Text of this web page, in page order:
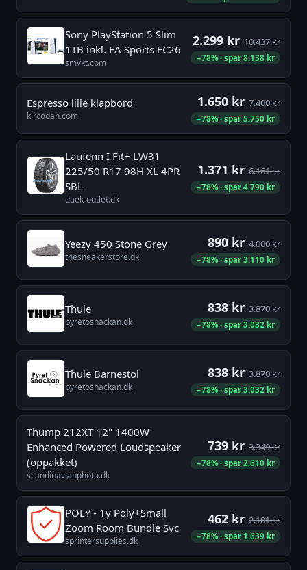
Sony PlayStation 5 Slim
1TB inkl. EA Sports FC26
smvkt.com
2.299 kr 10.437 kr
−78% · spar 8.138 kr
Espresso lille klapbord
kircodan.com
1.650 kr 7.400 kr
−78% · spar 5.750 kr
Laufenn I Fit+ LW31
225/50 R17 98H XL 4PR
SBL
daek-outlet.dk
1.371 kr 6.161 kr
−78% · spar 4.790 kr
Yeezy 450 Stone Grey
thesneakerstore.dk
890 kr 4.000 kr
−78% · spar 3.110 kr
Thule
pyretosnackan.dk
838 kr 3.870 kr
−78% · spar 3.032 kr
Thule Barnestol
pyretosnackan.dk
838 kr 3.870 kr
−78% · spar 3.032 kr
Thump 212XT 12" 1400W
Enhanced Powered Loudspeaker
(oppakket)
scandinavianphoto.dk
739 kr 3.349 kr
−78% · spar 2.610 kr
POLY - 1y Poly+Small
Zoom Room Bundle Svc
sprintersupplies.dk
462 kr 2.101 kr
−78% · spar 1.639 kr